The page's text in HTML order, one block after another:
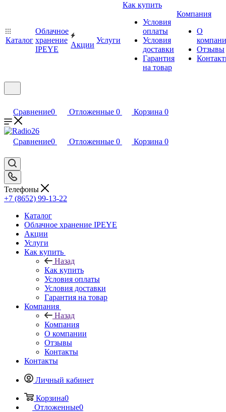
Каталог
Облачное
хранение
IPEYE
Акции
Услуги
Как купить
Условия
оплаты
Условия
доставки
Гарантия
на товар
Компания
О
Отзывы
Сравнение0 Отложенные 0 Корзина 0
Сравнение0 Отложенные 0 Корзина 0
Телефоны
+7 (8652) 99-13-22
Каталог
Облачное хранение IPEYE
Акции
Услуги
Как купить
Назад
Как купить
Условия оплаты
Условия доставки
Гарантия на товар
Компания
Назад
Компания
О компании
Отзывы
Контакты
Контакты
Личный кабинет
Корзина0
Отложенные0